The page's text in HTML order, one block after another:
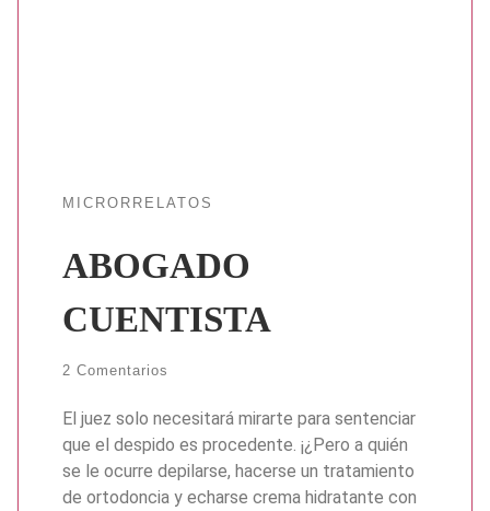
MICRORRELATOS
ABOGADO
CUENTISTA
2 Comentarios
El juez solo necesitará mirarte para sentenciar
que el despido es procedente. ¡¿Pero a quién
se le ocurre depilarse, hacerse un tratamiento
de ortodoncia y echarse crema hidratante con